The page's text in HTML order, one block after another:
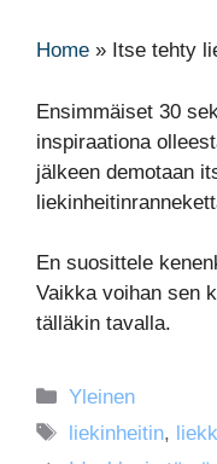
Home » Itse tehty
Ensimmäiset 30
inspiraationa
jälkeen demotaan
En suosittele
Vaikka voihan sen
tälläkin tavalla.
Kategoriat
Yleinen
Avainsanat
liekinheitin,